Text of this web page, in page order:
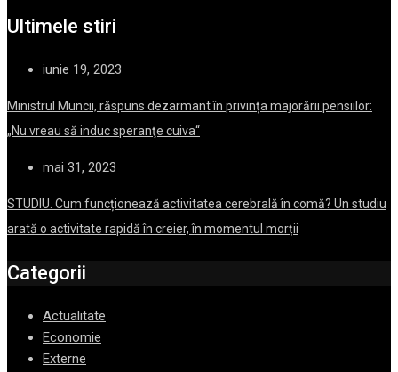
Ultimele stiri
iunie 19, 2023
Ministrul Muncii, răspuns dezarmant în privința majorării pensiilor:
„Nu vreau să induc speranţe cuiva“
mai 31, 2023
STUDIU. Cum funcționează activitatea cerebrală în comă? Un studiu
arată o activitate rapidă în creier, în momentul morții
Categorii
Actualitate
Economie
Externe